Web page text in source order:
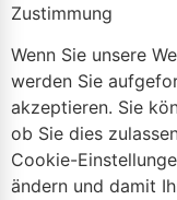
Zustimmung
Wenn Sie unsere
werden Sie
akzeptieren. Sie
ob Sie dies
Cookie-
ändern und damit